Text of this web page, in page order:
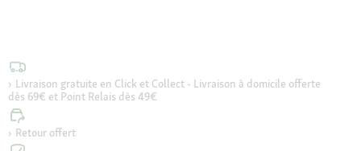
Livraison gratuite en Click et Collect - Livraison à domicile offerte
dès 69€ et Point Relais dès 49€
Retour offert